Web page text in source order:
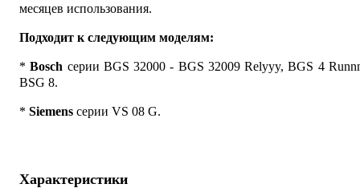
месяцев использования.
Подходит к следующим моделям:
*Bosch серии BGS 32000 - BGS 32009 Relyyy, BGS 4
BSG 8.
* Siemens серии VS 08 G.
Характеристики